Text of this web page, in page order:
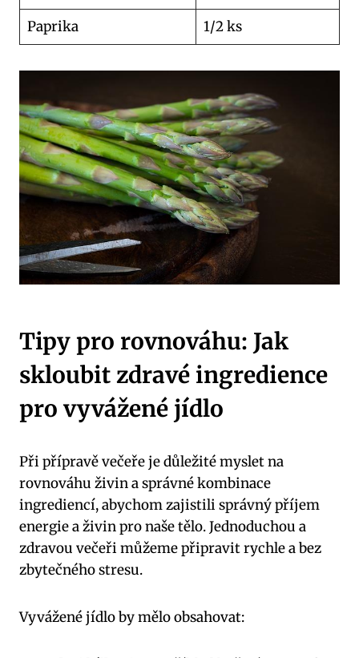
Paprika
1/2 ks
Tipy pro rovnováhu: Jak
skloubit zdravé ingredience
pro vyvážené jídlo
Při přípravě večeře je důležité myslet na
rovnováhu živin a správné kombinace
ingrediencí, abychom zajistili správný příjem
energie a živin pro naše tělo. Jednoduchou a
zdravou večeři můžeme připravit rychle a bez
zbytečného stresu.
Vyvážené jídlo by mělo obsahovat: